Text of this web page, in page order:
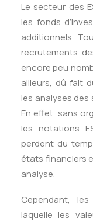
Le secteur des
les fonds
additionnels.
recrutements
encore peu
ailleurs, dû fait
les analyses
En effet, sans
les notations
perdent du
états financiers
analyse.
Cependant,
laquelle les